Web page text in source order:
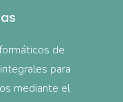
de
para
mediante el